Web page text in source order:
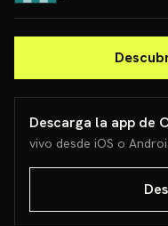
Descarga la app de
vivo desde iOS o